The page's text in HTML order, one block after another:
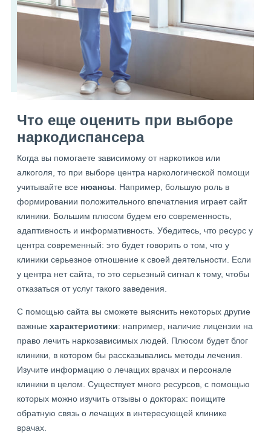
Что еще оценить при выборе
наркодиспансера
Когда вы помогаете зависимому от наркотиков или
алкоголя, то при выборе центра наркологической помощи
учитывайте все нюансы . Например, большую роль в
формировании положительного впечатления играет сайт
клиники. Большим плюсом будем его современность,
адаптивность и информативность. Убедитесь, что ресурс у
центра современный: это будет говорить о том, что у
клиники серьезное отношение к своей деятельности. Если
у центра нет сайта, то это серьезный сигнал к тому, чтобы
отказаться от услуг такого заведения.
С помощью сайта вы сможете выяснить некоторых другие
важные характеристики: например, наличие лицензии на
право лечить наркозависимых людей. Плюсом будет блог
клиники, в котором бы рассказывались методы лечения.
Изучите информацию о лечащих врачах и персонале
клиники в целом. Существует много ресурсов, с помощью
которых можно изучить отзывы о докторах: поищите
обратную связь о лечащих в интересующей клинике
врачах.